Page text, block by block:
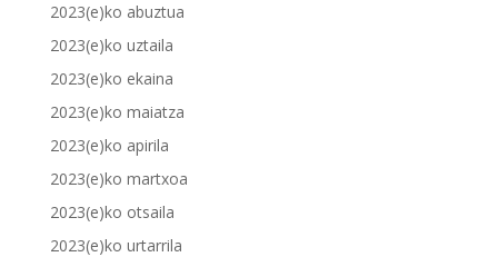
2023(e)ko abuztua
2023(e)ko uztaila
2023(e)ko ekaina
2023(e)ko maiatza
2023(e)ko apirila
2023(e)ko martxoa
2023(e)ko otsaila
2023(e)ko urtarrila